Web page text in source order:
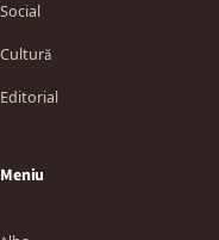
Social
Cultură
Editorial
Meniu